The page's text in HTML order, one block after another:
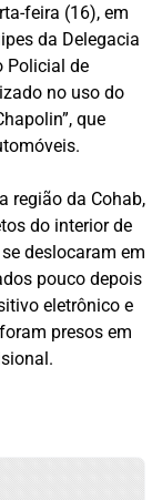
feira (16), em
da Delegacia
Policial de
no uso do
que
região da Cohab,
do interior de
deslocaram em
pouco depois
eletrônico e
presos em